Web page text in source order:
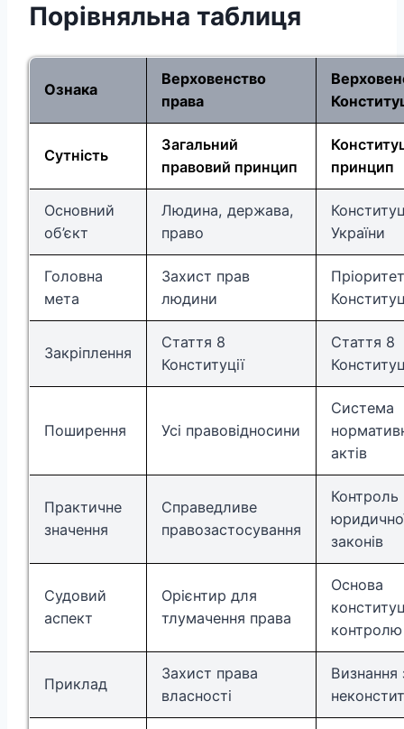
Порівняльна таблиця
Ознака
Верховенство
права
Сутність
Загальний
правовий принцип
принцип
Основний
об’єкт
Людина, держава,
право
України
Головна
мета
Захист прав
людини
Пріоритет
Закріплення
Стаття 8
Конституції
Стаття 8
Поширення Усі правовідносини
Система
актів
Практичне
значення
Справедливе
правозастосування
Контроль
законів
Судовий
аспект
Орієнтир для
тлумачення права
Основа
контролю
Приклад
Захист права
власності
Визнання